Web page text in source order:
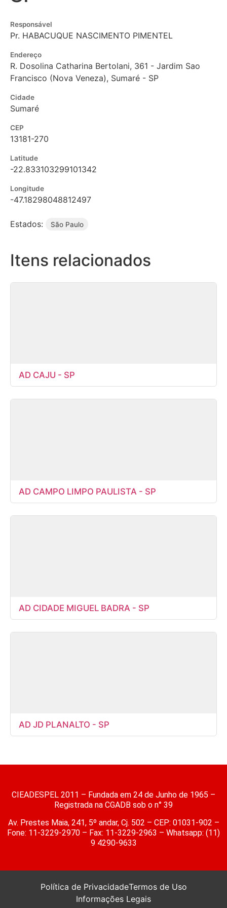
Responsável
Pr. HABACUQUE NASCIMENTO PIMENTEL
Endereço
R. Dosolina Catharina Bertolani, 361 - Jardim Sao
Francisco (Nova Veneza), Sumaré - SP
Cidade
Sumaré
CEP
13181-270
Latitude
-22.833103299101342
Longitude
-47.18298048812497
Estados: São Paulo
Itens relacionados
AD CAJU - SP
AD CAMPO LIMPO PAULISTA - SP
AD CIDADE MIGUEL BADRA - SP
AD JD PLANALTO - SP
CIEADESPEL 2011 – Fundada em 24 de Junho de 1965 –
Registrada na CGADB sob o n° 39
Av. Prestes Maia, 241, 5º andar, Cj. 502 – CEP: 01031-902 –
Fone: 11-3229-2970 – Fax: 11-3229-2963 – Whatsapp: (11)
9 4290-9633
Política de PrivacidadeTermos de Uso
Informações Legais